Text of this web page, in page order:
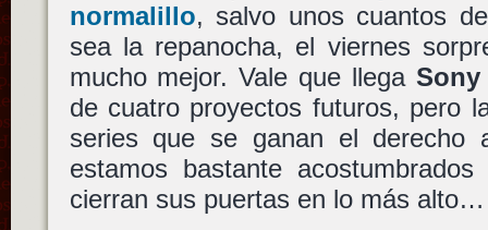
normalillo, salvo unos cuantos
sea la repanocha, el viernes
mucho mejor. Vale que llega Sony
de cuatro proyectos futuros, pero
series que se ganan el derecho
estamos bastante
cierran sus puertas en lo más alto…